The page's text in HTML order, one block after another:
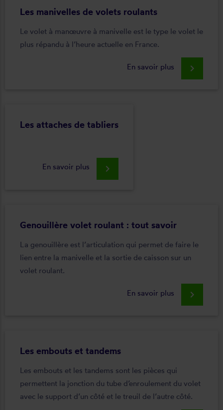
Les manivelles de volets roulants
Le volet à manœuvre à manivelle est le type le volet le
plus répandu à l’heure actuelle en France.
En savoir plus keyboard_arrow_right
Les attaches de tabliers
En savoir plus keyboard_arrow_right
Genouillère volet roulant : tout savoir
La genouillère est l’articulation qui permet de faire le
lien entre la manivelle et la sortie de caisson sur un
volet roulant.
En savoir plus keyboard_arrow_right
Les embouts et tandems
Les embouts et les tandems sont les pièces qui
permettent la jonction du tube d’enroulement du volet
avec le support d’un côté et le treuil de l’autre côté.